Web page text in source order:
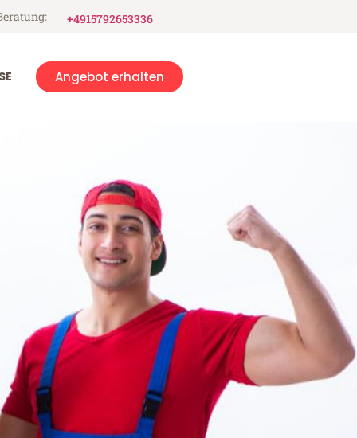
+4915792653336
Angebot erhalten